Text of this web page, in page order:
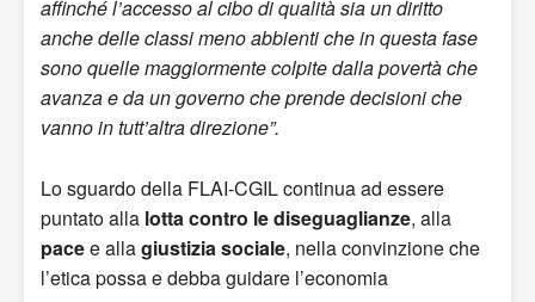
affinché l’accesso al cibo di qualità sia un diritto
anche delle classi meno abbienti che in questa fase
sono quelle maggiormente colpite dalla povertà che
avanza e da un governo che prende decisioni che
vanno in tutt’altra direzione”.
Lo sguardo della FLAI-CGIL continua ad essere
puntato alla lotta contro le diseguaglianze, alla
pacee allagiustizia sociale, nella convinzione che
l’etica possa e debba guidare l’economia